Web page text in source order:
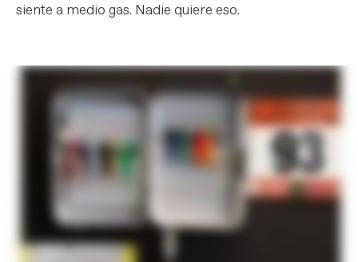
siente a medio gas. Nadie quiere eso.